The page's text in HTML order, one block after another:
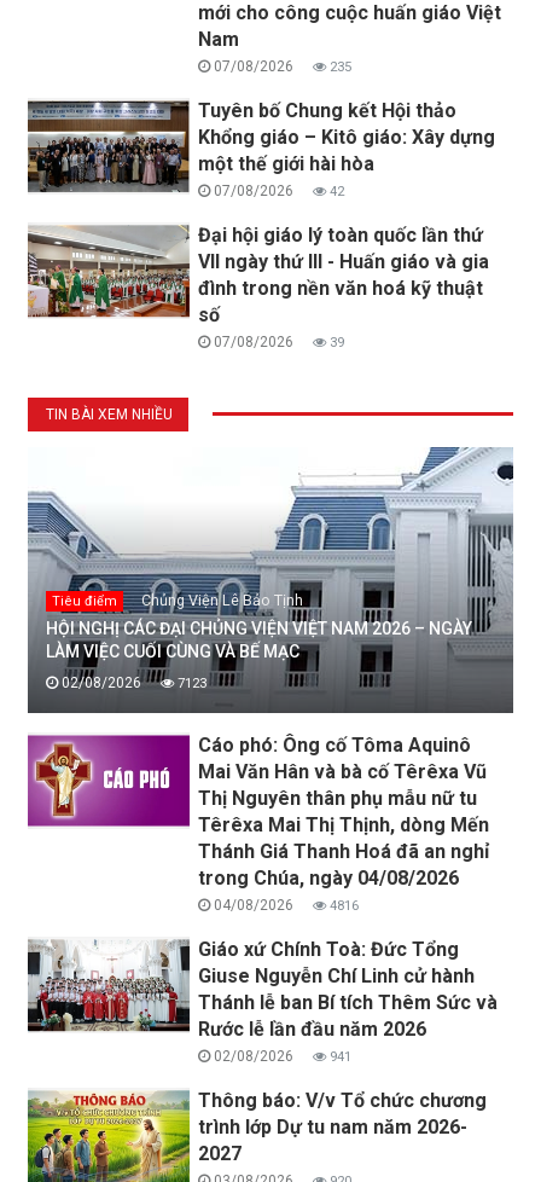
mới cho công cuộc huấn giáo Việt
Nam
07/08/2026 235
Tuyên bố Chung kết Hội thảo
Khổng giáo – Kitô giáo: Xây dựng
một thế giới hài hòa
07/08/2026 42
Đại hội giáo lý toàn quốc lần thứ
VII ngày thứ III - Huấn giáo và gia
đình trong nền văn hoá kỹ thuật
số
07/08/2026 39
TIN BÀI XEM NHIỀU
Tiêu điểm Chủng Viện Lê Bảo Tịnh
HỘI NGHỊ CÁC ĐẠI CHỦNG VIỆN VIỆT NAM 2026 – NGÀY
LÀM VIỆC CUỐI CÙNG VÀ BẾ MẠC
02/08/2026 7123
Cáo phó: Ông cố Tôma Aquinô
Mai Văn Hân và bà cố Têrêxa Vũ
Thị Nguyên thân phụ mẫu nữ tu
Têrêxa Mai Thị Thịnh, dòng Mến
Thánh Giá Thanh Hoá đã an nghỉ
trong Chúa, ngày 04/08/2026
04/08/2026 4816
Giáo xứ Chính Toà: Đức Tổng
Giuse Nguyễn Chí Linh cử hành
Thánh lễ ban Bí tích Thêm Sức và
Rước lễ lần đầu năm 2026
02/08/2026 941
Thông báo: V/v Tổ chức chương
trình lớp Dự tu nam năm 2026-
2027